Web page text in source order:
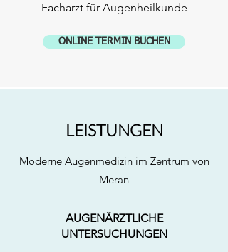
Facharzt für Augenheilkunde
ONLINE TERMIN BUCHEN
LEISTUNGEN
Moderne Augenmedizin im Zentrum von
Meran
AUGENÄRZTLICHE
UNTERSUCHUNGEN